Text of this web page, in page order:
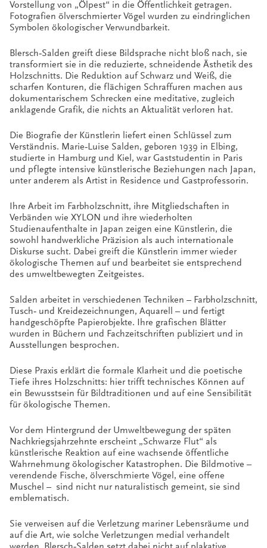
Vorstellung von „Ölpest“ in die Öffentlichkeit getragen.
Fotografien ölverschmierter Vögel wurden zu eindringlichen
Symbolen ökologischer Verwundbarkeit.
Blersch‑Salden greift diese Bildsprache nicht bloß nach, sie
transformiert sie in die reduzierte, schneidende Ästhetik des
Holzschnitts. Die Reduktion auf Schwarz und Weiß, die
scharfen Konturen, die flächigen Schraffuren machen aus
dokumentarischem Schrecken eine meditative, zugleich
anklagende Grafik, die nichts an Aktualität verloren hat.
Die Biografie der Künstlerin liefert einen Schlüssel zum
Verständnis. Marie‑Luise Salden, geboren 1939 in Elbing,
studierte in Hamburg und Kiel, war Gaststudentin in Paris
und pflegte intensive künstlerische Beziehungen nach Japan,
unter anderem als Artist in Residence und Gastprofessorin.
Ihre Arbeit im Farbholzschnitt, ihre Mitgliedschaften in
Verbänden wie XYLON und ihre wiederholten
Studienaufenthalte in Japan zeigen eine Künstlerin, die
sowohl handwerkliche Präzision als auch internationale
Diskurse sucht. Dabei greift die Künstlerin immer wieder
ökologische Themen auf und bearbeitet sie entsprechend
des umweltbewegten Zeitgeistes.
Salden arbeitet in verschiedenen Techniken – Farbholzschnitt,
Tusch‑ und Kreidezeichnungen, Aquarell – und fertigt
handgeschöpfte Papierobjekte. Ihre grafischen Blätter
wurden in Büchern und Fachzeitschriften publiziert und in
Ausstellungen besprochen.
Diese Praxis erklärt die formale Klarheit und die poetische
Tiefe ihres Holzschnitts: hier trifft technisches Können auf
ein Bewusstsein für Bildtraditionen und auf eine Sensibilität
für ökologische Themen.
Vor dem Hintergrund der Umweltbewegung der späten
Nachkriegsjahrzehnte erscheint „Schwarze Flut“ als
künstlerische Reaktion auf eine wachsende öffentliche
Wahrnehmung ökologischer Katastrophen. Die Bildmotive –
verendende Fische, ölverschmierte Vögel, eine offene
Muschel – sind nicht nur naturalistisch gemeint, sie sind
emblematisch.
Sie verweisen auf die Verletzung mariner Lebensräume und
auf die Art, wie solche Verletzungen medial verhandelt